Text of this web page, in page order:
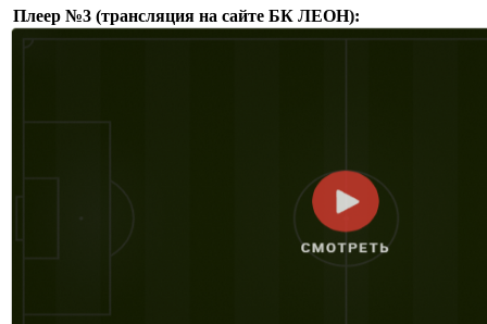
Плеер №3 (трансляция на сайте БК ЛЕОН):